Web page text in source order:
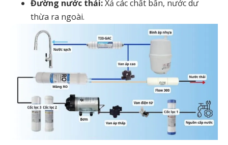
Đường nước thải:Xả các chất bẩn, nước dư
thừa ra ngoài.